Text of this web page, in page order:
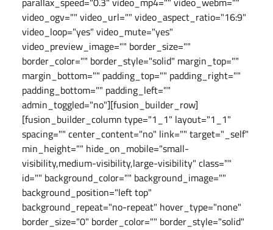
video_ogv="" video_url="" video_aspect_ratio="16:9"
video_loop="yes" video_mute="yes"
video_preview_image="" border_size=""
border_color="" border_style="solid" margin_top=""
margin_bottom="" padding_top="" padding_right=""
padding_bottom="" padding_left=""
admin_toggled="no"][fusion_builder_row]
[fusion_builder_column type="1_1" layout="1_1"
spacing="" center_content="no" link="" target="_self"
min_height="" hide_on_mobile="small-
visibility,medium-visibility,large-visibility" class=""
id="" background_color="" background_image=""
background_position="left top"
background_repeat="no-repeat" hover_type="none"
border_size="0" border_color="" border_style="solid"